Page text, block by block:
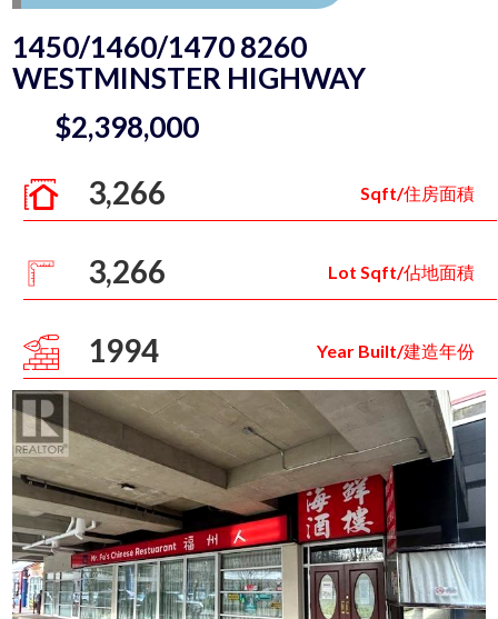
1450/1460/1470 8260
WESTMINSTER HIGHWAY
$2,398,000
3,266 Sqft/住房面積
3,266 Lot Sqft/佔地面積
1994 Year Built/建造年份